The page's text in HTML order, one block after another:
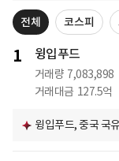
전체 코스피
1 윙입푸드
거래량 7,083,898
거래대금 127.5억
윙입푸드, 중국 국